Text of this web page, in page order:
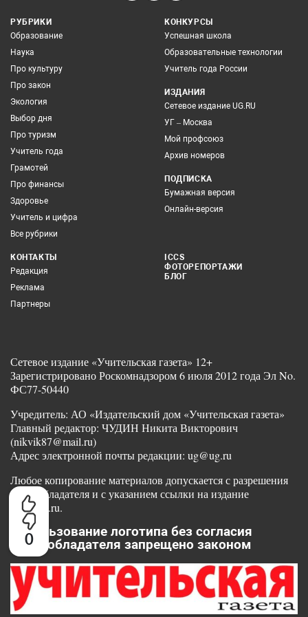
0
РУБРИКИ
Образование
Наука
Про культуру
Про закон
Экология
Выбор дня
Про туризм
Учитель года
Грамотей
Про финансы
Здоровье
Учитель и цифра
Все рубрики
КОНКУРСЫ
Успешная школа
Образовательные технологии
Учитель года России
ИЗДАНИЯ
Сетевое издание UG.RU
УГ – Москва
Мой профсоюз
Архив номеров
ПОДПИСКА
Бумажная версия
Онлайн-версия
КОНТАКТЫ
Редакция
Реклама
Партнеры
ICCS
ФОТОРЕПОРТАЖИ
БЛОГ
Сетевое издание «Учительская газета» 12+
Зарегистрировано Роскомнадзором 6 июля 2012 года Эл No.
ФС77-50440
Учредитель: АО «Издательский дом «Учительская газета»
Главный редактор: ЧУДИН Никита Викторович
(nikvik87@mail.ru)
Адрес электронной почты редакции: ug@ug.ru
Любое копирование материалов допускается с разрешения
правообладателя и с указанием ссылки на издание
www.ug.ru.
Использование логотипа без согласия
правообладателя запрещено законом